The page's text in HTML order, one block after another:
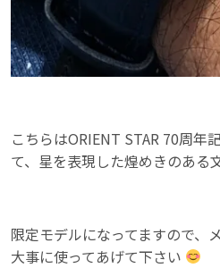
こちらはORIENT STAR 70周年
て、星を表現した煌めきのある
限定モデルになってますので、
大事に使ってあげて下さい